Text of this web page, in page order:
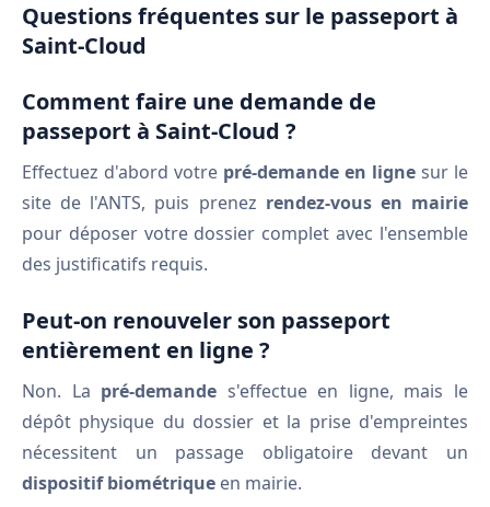
Questions fréquentes sur le passeport à
Saint-Cloud
Comment faire une demande de
passeport à Saint-Cloud ?
Effectuez d'abord votre pré-demande en ligne sur le
site de l'ANTS, puis prenez rendez-vous en mairie
pour déposer votre dossier complet avec l'ensemble
des justificatifs requis.
Peut-on renouveler son passeport
entièrement en ligne ?
Non. La pré-demande s'effectue en ligne, mais le
dépôt physique du dossier et la prise d'empreintes
nécessitent un passage obligatoire devant un
dispositif biométrique en mairie.